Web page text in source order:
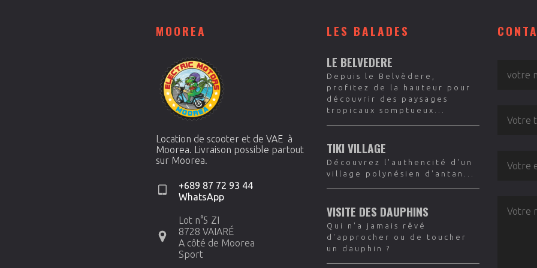
MOOREA
Location de scooter et de VAE à
Moorea. Livraison possible partout
sur Moorea.
+689 87 72 93 44
WhatsApp
Lot n°5 ZI
8728 VAIARÉ
A côté de Moorea
Sport
LES BALADES
LE BELVEDERE
Depuis le Belvèdere,
profitez de la hauteur pour
découvrir des paysages
tropicaux somptueux...
TIKI VILLAGE
Découvrez l'authencité d'un
village polynésien d'antan...
VISITE DES DAUPHINS
Qui n'a jamais rêvé
d'approcher ou de toucher
un dauphin ?